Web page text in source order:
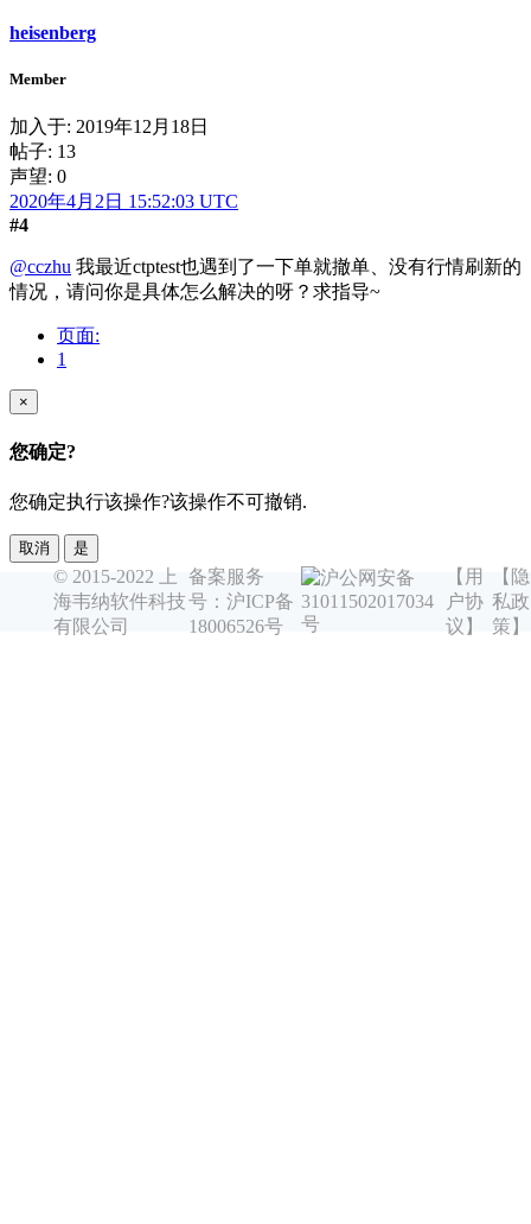
heisenberg
Member
加入于: 2019年12月18日
帖子: 13
声望: 0
2020年4月2日 15:52:03 UTC
#4
@cczhu 我最近ctptest也遇到了一下单就撤单、没有行情刷新的
情况，请问你是具体怎么解决的呀？求指导~
页面:
1
×
您确定?
您确定执行该操作?该操作不可撤销.
取消 是
© 2015-2022 上
海韦纳软件科技
有限公司
备案服务
号：沪ICP备
18006526号
沪公网安备
31011502017034
号
【用
户协
议】
【隐
私政
策】